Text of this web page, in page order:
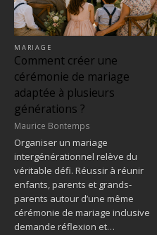
MARIAGE
Comment créer une
cérémonie de mariage
adaptée à plusieurs
générations ?
Maurice Bontemps
Organiser un mariage
intergénérationnel relève du
véritable défi. Réussir à réunir
enfants, parents et grands-
parents autour d’une même
cérémonie de mariage inclusive
demande réflexion et…